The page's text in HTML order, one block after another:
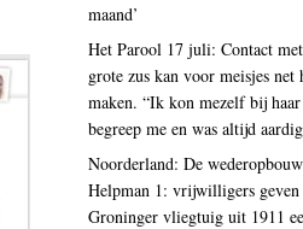
maand’
Het Parool 17 juli: Contact
grote zus kan voor meisjes net
maken. “Ik kon mezelf bij
begreep me en was altijd
Noorderland: De
Helpman 1: vrijwilligers geven
Groninger vliegtuig uit 1911